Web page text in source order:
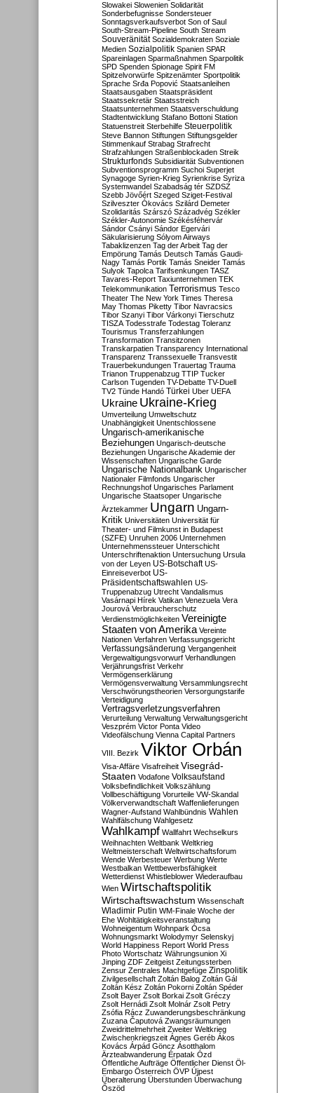
Slowakei Slowenien Solidarität
Sonderbefugnisse Sondersteuer
Sonntagsverkaufsverbot Son of Saul
South-Stream-Pipeline South Stream
Souveränität Sozialdemokraten Soziale
Medien Sozialpolitik Spanien SPAR
Spareinlagen Sparmaßnahmen Sparpolitik
SPD Spenden Spionage Spirit FM
Spitzelvorwürfe Spitzenämter Sportpolitik
Sprache Srđa Popović Staatsanleihen
Staatsausgaben Staatspräsident
Staatssekretär Staatsstreich
Staatsunternehmen Staatsverschuldung
Stadtentwicklung Stafano Bottoni Station
Statuenstreit Sterbehilfe Steuerpolitik
Steve Bannon Stiftungen Stiftungsgelder
Stimmenkauf Strabag Strafrecht
Strafzahlungen Straßenblockaden Streik
Strukturfonds Subsidiarität Subventionen
Subventionsprogramm Suchoi Superjet
Synagoge Syrien-Krieg Syrienkrise Syriza
Systemwandel Szabadság tér SZDSZ
Szebb Jövőért Szeged Sziget-Festival
Szilveszter Ókovács Szilárd Demeter
Szolidaritás Szárszó Századvég Székler
Székler-Autonomie Székésféhervár
Sándor Csányi Sándor Egervári
Säkularisierung Sólyom Airways
Tabaklizenzen Tag der Arbeit Tag der
Empörung Tamás Deutsch Tamás Gaudi-
Nagy Tamás Portik Tamás Sneider Tamás
Sulyok Tapolca Tarifsenkungen TASZ
Tavares-Report Taxiunternehmen TEK
Telekommunikation Terrorismus Tesco
Theater The New York Times Theresa
May Thomas Piketty Tibor Navracsics
Tibor Szanyi Tibor Várkonyi Tierschutz
TISZA Todesstrafe Todestag Toleranz
Tourismus Transferzahlungen
Transformation Transitzonen
Transkarpatien Transparency International
Transparenz Transsexuelle Transvestit
Trauerbekundungen Trauertag Trauma
Trianon Truppenabzug TTIP Tucker
Carlson Tugenden TV-Debatte TV-Duell
TV2 Tünde Handó Türkei Uber UEFA
Ukraine Ukraine-Krieg
Umverteilung Umweltschutz
Unabhängigkeit Unentschlossene
Ungarisch-amerikanische
Beziehungen Ungarisch-deutsche
Beziehungen Ungarische Akademie der
Wissenschaften Ungarische Garde
Ungarische Nationalbank Ungarischer
Nationaler Filmfonds Ungarischer
Rechnungshof Ungarisches Parlament
Ungarische Staatsoper Ungarische
Ärztekammer Ungarn Ungarn-
Kritik Universitäten Universität für
Theater- und Filmkunst in Budapest
(SZFE) Unruhen 2006 Unternehmen
Unternehmenssteuer Unterschicht
Unterschriftenaktion Untersuchung Ursula
von der Leyen US-Botschaft US-
Einreiseverbot US-
Präsidentschaftswahlen US-
Truppenabzug Utrecht Vandalismus
Vasárnapi Hírek Vatikan Venezuela Vera
Jourová Verbraucherschutz
Verdienstmöglichkeiten Vereinigte
Staaten von Amerika Vereinte
Nationen Verfahren Verfassungsgericht
Verfassungsänderung Vergangenheit
Vergewaltigungsvorwurf Verhandlungen
Verjährungsfrist Verkehr
Vermögenserklärung
Vermögensverwaltung Versammlungsrecht
Verschwörungstheorien Versorgungstarife
Verteidigung
Vertragsverletzungsverfahren
Verurteilung Verwaltung Verwaltungsgericht
Veszprém Victor Ponta Video
Videofälschung Vienna Capital Partners
VIII. Bezirk Viktor Orbán
Visa-Affäre Visafreiheit Visegrád-
Staaten Vodafone Volksaufstand
Volksbefindlichkeit Volkszählung
Vollbeschäftigung Vorurteile VW-Skandal
Völkerverwandtschaft Waffenlieferungen
Wagner-Aufstand Wahlbündnis Wahlen
Wahlfälschung Wahlgesetz
Wahlkampf Wallfahrt Wechselkurs
Weihnachten Weltbank Weltkrieg
Weltmeisterschaft Weltwirtschaftsforum
Wende Werbesteuer Werbung Werte
Westbalkan Wettbewerbsfähigkeit
Wetterdienst Whistleblower Wiederaufbau
Wien Wirtschaftspolitik
Wirtschaftswachstum Wissenschaft
Wladimir Putin WM-Finale Woche der
Ehe Wohltätigkeitsveranstaltung
Wohneigentum Wohnpark Ócsa
Wohnungsmarkt Wolodymyr Selenskyj
World Happiness Report World Press
Photo Wortschatz Währungsunion Xi
Jinping ZDF Zeitgeist Zeitungssterben
Zensur Zentrales Machtgefüge Zinspolitik
Zivilgesellschaft Zoltán Balog Zoltán Gál
Zoltán Kész Zoltán Pokorni Zoltán Spéder
Zsolt Bayer Zsolt Borkai Zsolt Gréczy
Zsolt Hernádi Zsolt Molnár Zsolt Petry
Zsófia Rácz Zuwanderungsbeschränkung
Zuzana Čaputová Zwangsräumungen
Zweidrittelmehrheit Zweiter Weltkrieg
Zwischenkriegszeit Ágnes Geréb Ákos
Kovács Árpád Göncz Ásotthalom
Ärzteabwanderung Érpatak Ózd
Öffentliche Aufträge Öffentlicher Dienst Öl-
Embargo Österreich ÖVP Újpest
Überalterung Überstunden Überwachung
Őszöd